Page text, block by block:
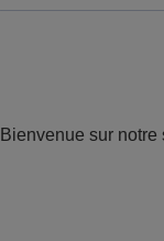
Bienvenue sur